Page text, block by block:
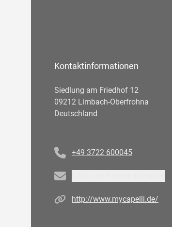
Kontaktinformationen
Siedlung am Friedhof 12
09212 Limbach-Oberfrohna
Deutschland
+49 3722 600045
Email
Homepagehttp://www.mycapelli.de/